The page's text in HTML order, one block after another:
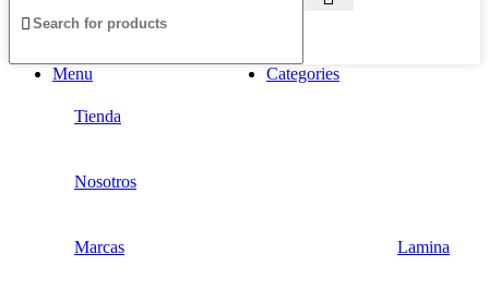
Menu Categories
Tienda
Nosotros
Marcas Lamina